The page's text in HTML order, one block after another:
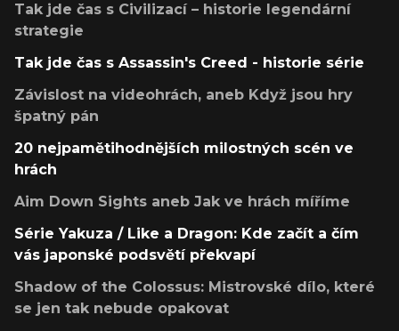
Tak jde čas s Civilizací – historie legendární
strategie
Tak jde čas s Assassin's Creed - historie série
Závislost na videohrách, aneb Když jsou hry
špatný pán
20 nejpamětihodnějších milostných scén ve
hrách
Aim Down Sights aneb Jak ve hrách míříme
Série Yakuza / Like a Dragon: Kde začít a čím
vás japonské podsvětí překvapí
Shadow of the Colossus: Mistrovské dílo, které
se jen tak nebude opakovat